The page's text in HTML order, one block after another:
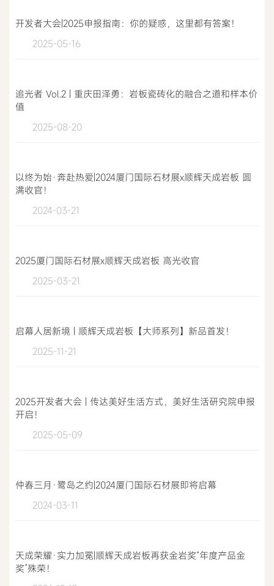
开发者大会|2025申报指南：你的疑惑，这里都有答案！
2025-05-16
追光者 Vol.2 | 重庆田泽勇：岩板瓷砖化的融合之道和样本价
值
2025-08-20
以终为始·奔赴热爱|2024厦门国际石材展x顺辉天成岩板 圆
满收官！
2024-03-21
2025厦门国际石材展x顺辉天成岩板 高光收官
2025-03-21
启幕人居新境 | 顺辉天成岩板【大师系列】新品首发！
2025-11-21
2025开发者大会 | 传达美好生活方式，美好生活研究院申报
开启！
2025-05-09
仲春三月·鹭岛之约|2024厦门国际石材展即将启幕
2024-03-11
天成荣耀·实力加冕|顺辉天成岩板再获金岩奖“年度产品金
奖”殊荣！